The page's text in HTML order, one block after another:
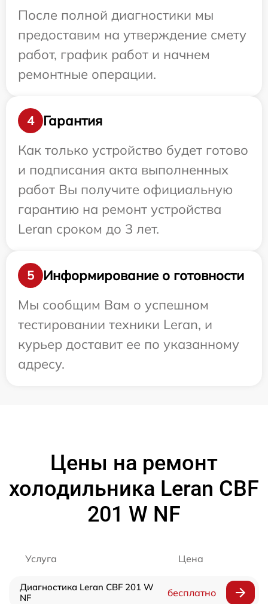
После полной диагностики мы
предоставим на утверждение смету
работ, график работ и начнем
ремонтные операции.
4
Гарантия
Как только устройство будет готово
и подписания акта выполненных
работ Вы получите официальную
гарантию на ремонт устройства
Leran сроком до 3 лет.
5
Информирование о готовности
Мы сообщим Вам о успешном
тестировании техники Leran, и
курьер доставит ее по указанному
адресу.
Цены на ремонт
холодильника Leran CBF
201 W NF
Услуга Цена
Диагностика Leran CBF 201 W
NF
бесплатно